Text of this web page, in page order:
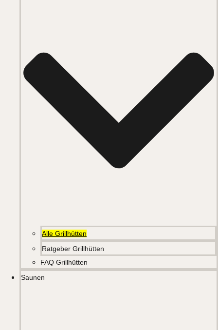
Alle Grillhütten
Ratgeber Grillhütten
FAQ Grillhütten
Saunen